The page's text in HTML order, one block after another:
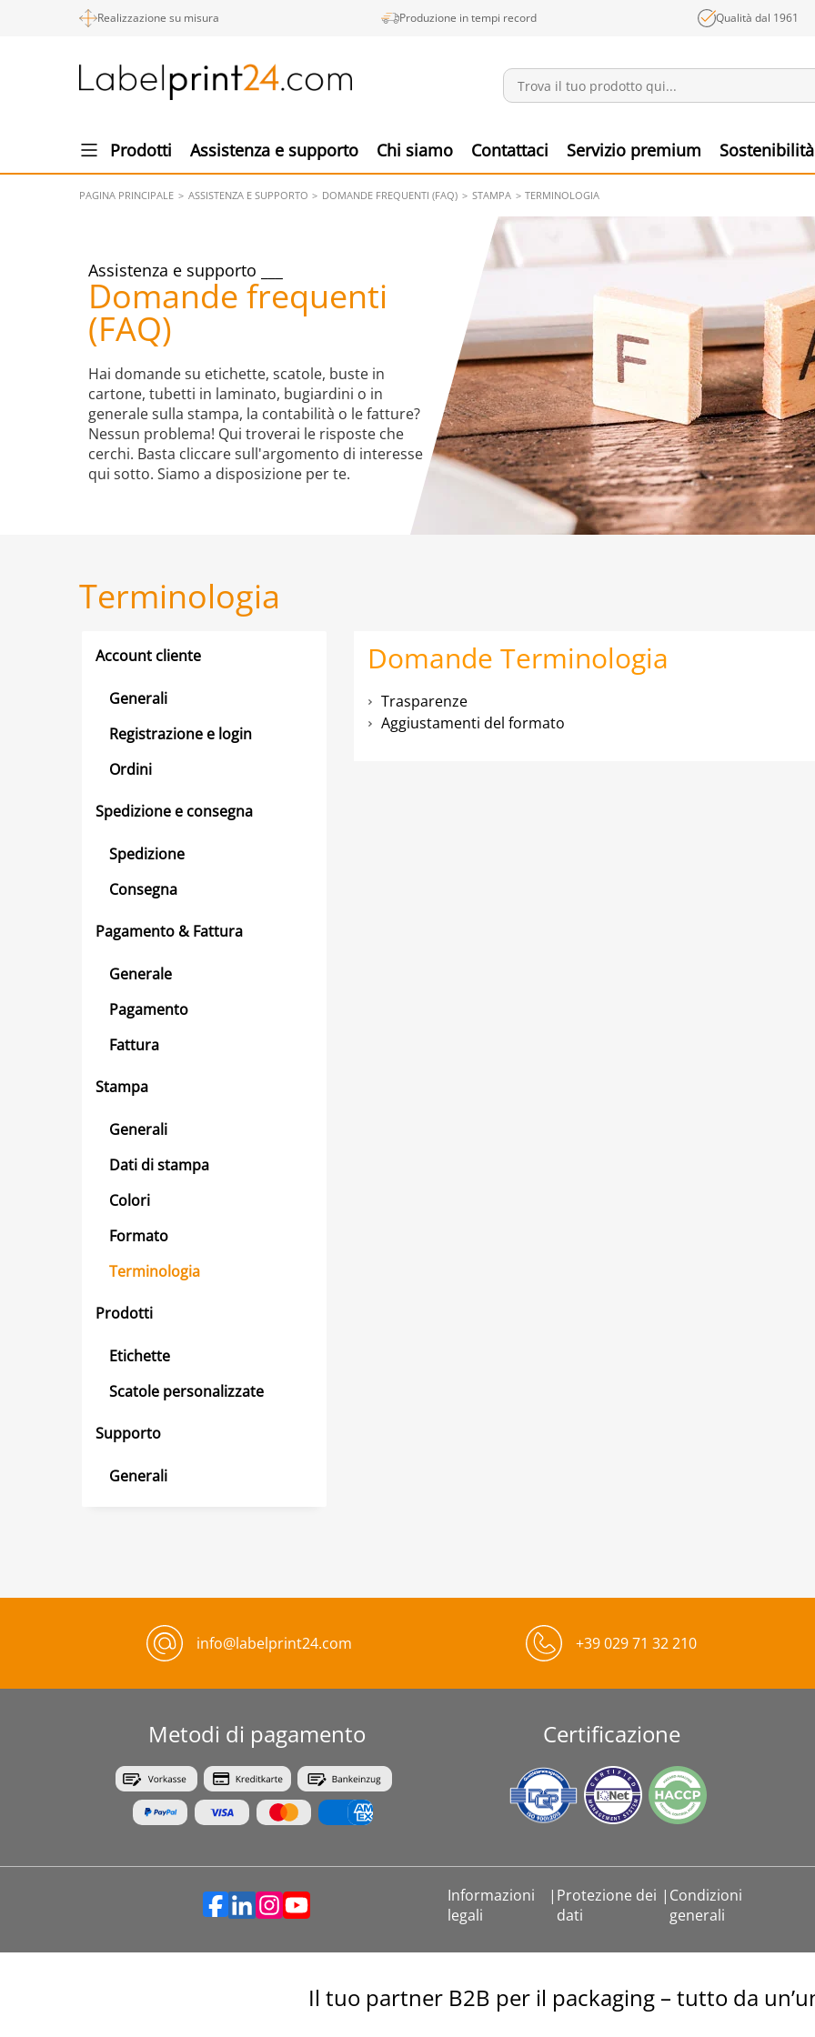
Realizzazione su misura Produzione in tempi record Qualità dal 1961
Prodotti Assistenza e supporto Chi siamo Contattaci Servizio premium Sostenibilità
PAGINA PRINCIPALE ASSISTENZA E SUPPORTO DOMANDE FREQUENTI (FAQ) STAMPA TERMINOLOGIA
Assistenza e supporto
Domande frequenti
(FAQ)
Hai domande su etichette, scatole, buste in
cartone, tubetti in laminato, bugiardini o in
generale sulla stampa, la contabilità o le fatture?
Nessun problema! Qui troverai le risposte che
cerchi. Basta cliccare sull'argomento di interesse
qui sotto. Siamo a disposizione per te.
Terminologia
Account cliente
Generali
Registrazione e login
Ordini
Spedizione e consegna
Spedizione
Consegna
Pagamento & Fattura
Generale
Pagamento
Fattura
Stampa
Generali
Dati di stampa
Colori
Formato
Terminologia
Prodotti
Etichette
Scatole personalizzate
Supporto
Generali
Domande Terminologia
Trasparenze
Aggiustamenti del formato
info@labelprint24.com +39 029 71 32 210
Metodi di pagamento Certificazione
Informazioni
legali
| Protezione dei
dati
| Condizioni
generali
Il tuo partner B2B per il packaging – tutto da